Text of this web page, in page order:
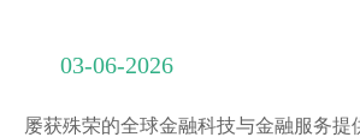
03-06-2026
屡获殊荣的全球金融科技与金融服务提